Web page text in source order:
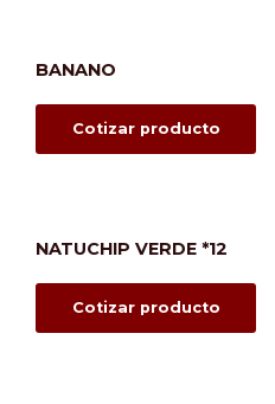
BANANO
Cotizar producto
NATUCHIP VERDE *12
Cotizar producto